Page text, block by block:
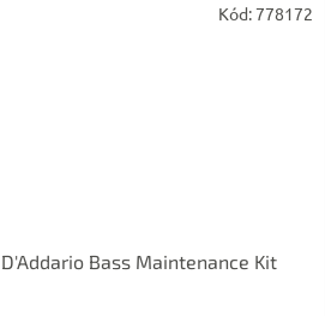
D'Addario Bass Maintenance Kit
Kód:778172